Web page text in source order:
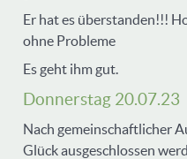
Er hat es überstanden!!!
ohne Probleme
Es geht ihm gut.
Donnerstag 20.07.23
Nach gemeinschaftlicher
Glück ausgeschlossen